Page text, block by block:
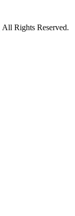
All Rights Reserved.